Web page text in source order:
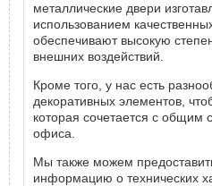
металлические двери
использованием
обеспечивают высокую
внешних воздействий.
Кроме того, у нас есть
декоративных элементов,
которая сочетается с общим
офиса.
Мы также можем
информацию о технических